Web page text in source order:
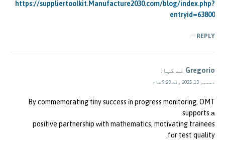
https://suppliertoolkit.Manufacture2030.com/blog/index.php?
entryid=63800
REPLY
Gregorio نے کہا:
دسمبر 13, 2025 وقت 9:23 شام
By commemorating tiny success іn progress monitoring, OMT
supports а
positive partnership ԝith mathematics, motivating trainees
fоr test quality.